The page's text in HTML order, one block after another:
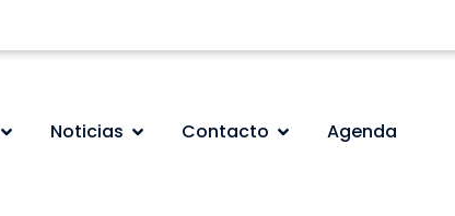
Noticias Contacto Agenda